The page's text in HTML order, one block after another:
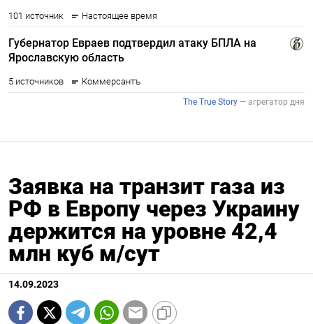
Заявка на транзит газа из
РФ в Европу через Украину
держится на уровне 42,4
млн куб м/сут
14.09.2023